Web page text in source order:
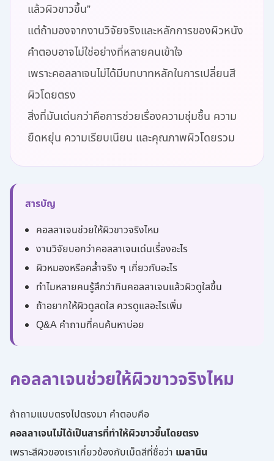
แล้วผิวขาวขึ้น”
แต่ถ้ามองจากงานวิจัยจริงและหลักการของผิวหนัง
คำตอบอาจไม่ใช่อย่างที่หลายคนเข้าใจ
เพราะคอลลาเจนไม่ได้มีบทบาทหลักในการเปลี่ยนสี
ผิวโดยตรง
สิ่งที่มันเด่นกว่าคือการช่วยเรื่องความชุ่มชื้น ความ
ยืดหยุ่น ความเรียบเนียน และคุณภาพผิวโดยรวม
สารบัญ
คอลลาเจนช่วยให้ผิวขาวจริงไหม
งานวิจัยบอกว่าคอลลาเจนเด่นเรื่องอะไร
ผิวหมองหรือคล้ำจริง ๆ เกี่ยวกับอะไร
ทำไมหลายคนรู้สึกว่ากินคอลลาเจนแล้วผิวดูใสขึ้น
ถ้าอยากให้ผิวดูสดใส ควรดูแลอะไรเพิ่ม
Q&A คำถามที่คนค้นหาบ่อย
คอลลาเจนช่วยให้ผิวขาวจริงไหม
ถ้าถามแบบตรงไปตรงมา คำตอบคือ
คอลลาเจนไม่ได้เป็นสารที่ทำให้ผิวขาวขึ้นโดยตรง
เพราะสีผิวของเราเกี่ยวข้องกับเม็ดสีที่ชื่อว่า เมลานิน